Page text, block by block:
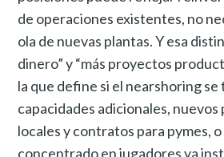
de operaciones existentes, no
ola de nuevas plantas. Y esa
dinero” y “más proyectos
la que define si el nearshoring se
capacidades adicionales,
locales y contratos para pymes, o
concentrado en jugadores ya